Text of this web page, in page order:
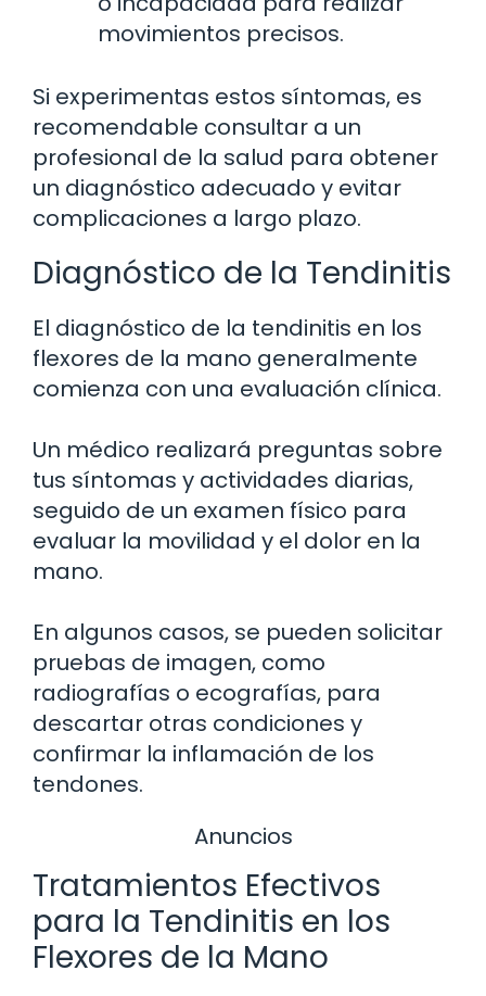
movimientos precisos.
Si experimentas estos síntomas, es
recomendable consultar a un
profesional de la salud para obtener
un diagnóstico adecuado y evitar
complicaciones a largo plazo.
Diagnóstico de la Tendinitis
El diagnóstico de la tendinitis en los
flexores de la mano generalmente
comienza con una evaluación clínica.
Un médico realizará preguntas sobre
tus síntomas y actividades diarias,
seguido de un examen físico para
evaluar la movilidad y el dolor en la
mano.
En algunos casos, se pueden solicitar
pruebas de imagen, como
radiografías o ecografías, para
descartar otras condiciones y
confirmar la inflamación de los
tendones.
Anuncios
Tratamientos Efectivos
para la Tendinitis en los
Flexores de la Mano